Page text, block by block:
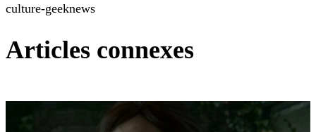
culture-geeknews
Articles connexes